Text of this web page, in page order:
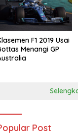
F1 2019 Usai
Menangi GP
Post